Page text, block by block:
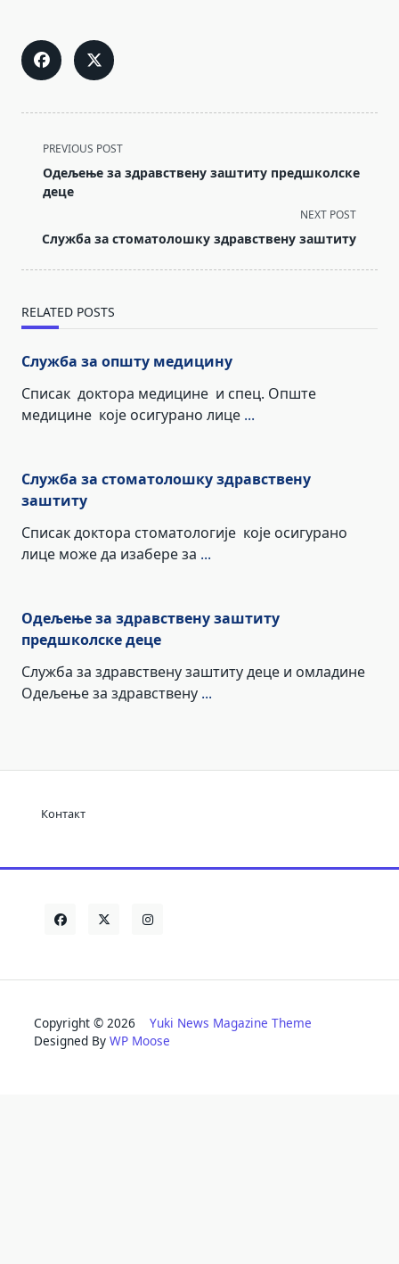
<span
class="nav-
subtitle
reader-
text">Page</span>
PREVIOUS POST
Одељење за здравствену заштиту предшколске
деце
NEXT POST
Служба за стоматолошку здравствену заштиту
RELATED POSTS
Служба за општу медицину
Списак доктора медицине и спец. Опште
медицине које осигурано лице ...
Служба за стоматолошку здравствену
заштиту
Списак доктора стоматологије које осигурано
лице може да изабере за ...
Одељење за здравствену заштиту
предшколске деце
Служба за здравствену заштиту деце и омладине
Одељење за здравствену ...
Контакт
Copyright © 2026 Yuki News Magazine Theme
Designed By WP Moose